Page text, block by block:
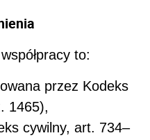
to:
przez Kodeks
1465),
cywilny, art. 734–